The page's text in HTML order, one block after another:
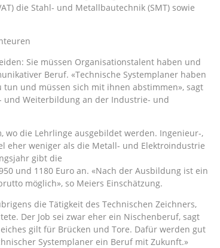
die Stahl- und Metallbautechnik (SMT) sowie
Sie müssen Organisationstalent haben und
Beruf. «Technische Systemplaner haben
und müssen sich mit ihnen abstimmen», sagt
und Weiterbildung an der Industrie- und
wo die Lehrlinge ausgebildet werden. Ingenieur-,
eher weniger als die Metall- und Elektroindustrie
gibt die
und 1180 Euro an. «Nach der Ausbildung ist ein
möglich», so Meiers Einschätzung.
die Tätigkeit des Technischen Zeichners,
Der Job sei zwar eher ein Nischenberuf, sagt
gilt für Brücken und Tore. Dafür werden gut
Systemplaner ein Beruf mit Zukunft.»